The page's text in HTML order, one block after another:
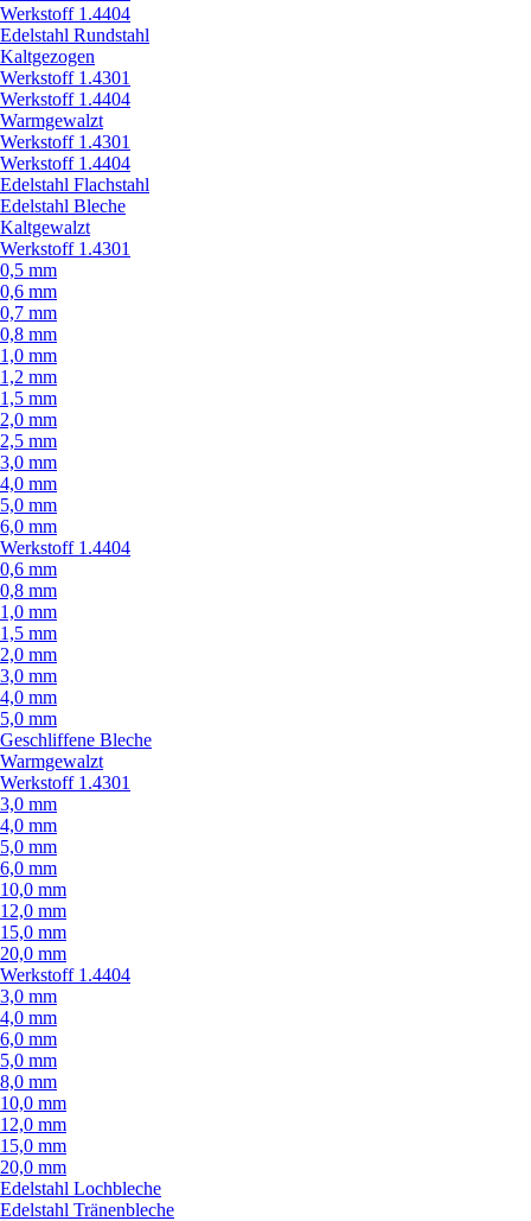
Werkstoff 1.4404
Edelstahl Rundstahl
Kaltgezogen
Werkstoff 1.4301
Werkstoff 1.4404
Warmgewalzt
Werkstoff 1.4301
Werkstoff 1.4404
Edelstahl Flachstahl
Edelstahl Bleche
Kaltgewalzt
Werkstoff 1.4301
0,5 mm
0,6 mm
0,7 mm
0,8 mm
1,0 mm
1,2 mm
1,5 mm
2,0 mm
2,5 mm
3,0 mm
4,0 mm
5,0 mm
6,0 mm
Werkstoff 1.4404
0,6 mm
0,8 mm
1,0 mm
1,5 mm
2,0 mm
3,0 mm
4,0 mm
5,0 mm
Geschliffene Bleche
Warmgewalzt
Werkstoff 1.4301
3,0 mm
4,0 mm
5,0 mm
6,0 mm
10,0 mm
12,0 mm
15,0 mm
20,0 mm
Werkstoff 1.4404
3,0 mm
4,0 mm
6,0 mm
5,0 mm
8,0 mm
10,0 mm
12,0 mm
15,0 mm
20,0 mm
Edelstahl Lochbleche
Edelstahl Tränenbleche